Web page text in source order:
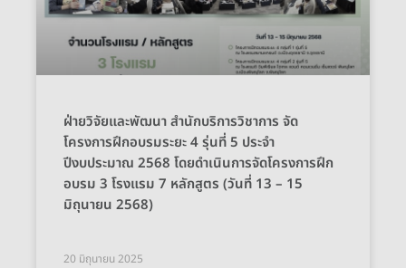
ฝ่ายวิจัยและพัฒนา สำนักบริการวิชาการ จัด
โครงการฝึกอบรมระยะ 4 รุ่นที่ 5 ประจำ
ปีงบประมาณ 2568 โดยดำเนินการจัดโครงการฝึก
อบรม 3 โรงแรม 7 หลักสูตร (วันที่ 13 – 15
มิถุนายน 2568)
20 มิถุนายน 2025